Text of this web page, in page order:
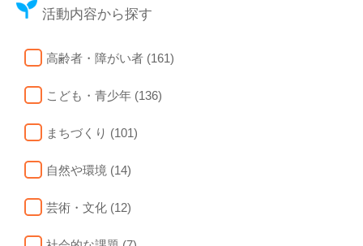
活動内容から探す
高齢者・障がい者 (161)
こども・青少年 (136)
まちづくり (101)
自然や環境 (14)
芸術・文化 (12)